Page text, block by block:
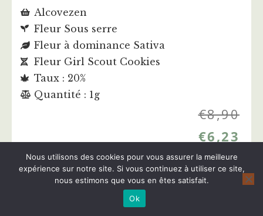
Alcovezen
Fleur Sous serre
Fleur à dominance Sativa
Fleur Girl Scout Cookies
Taux : 20%
Quantité : 1g
€8,90
€6,23
Acheter cette fleur
Nous utilisons des cookies pour vous assurer la meilleure
expérience sur notre site. Si vous continuez à utiliser ce site,
nous estimons que vous en êtes satisfait.
Ok